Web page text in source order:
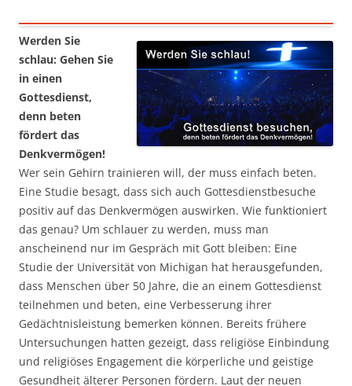
Werden Sie
schlau: Gehen Sie
in einen
Gottesdienst,
denn beten
fördert das
Denkvermögen!
Wer sein Gehirn trainieren will, der muss einfach beten.
Eine Studie besagt, dass sich auch Gottesdienstbesuche
positiv auf das Denkvermögen auswirken. Wie funktioniert
das genau? Um schlauer zu werden, muss man
anscheinend nur im Gespräch mit Gott bleiben: Eine
Studie der Universität von Michigan hat herausgefunden,
dass Menschen über 50 Jahre, die an einem Gottesdienst
teilnehmen und beten, eine Verbesserung ihrer
Gedächtnisleistung bemerken können. Bereits frühere
Untersuchungen hatten gezeigt, dass religiöse Einbindung
und religiöses Engagement die körperliche und geistige
Gesundheit älterer Personen fördern. Laut der neuen